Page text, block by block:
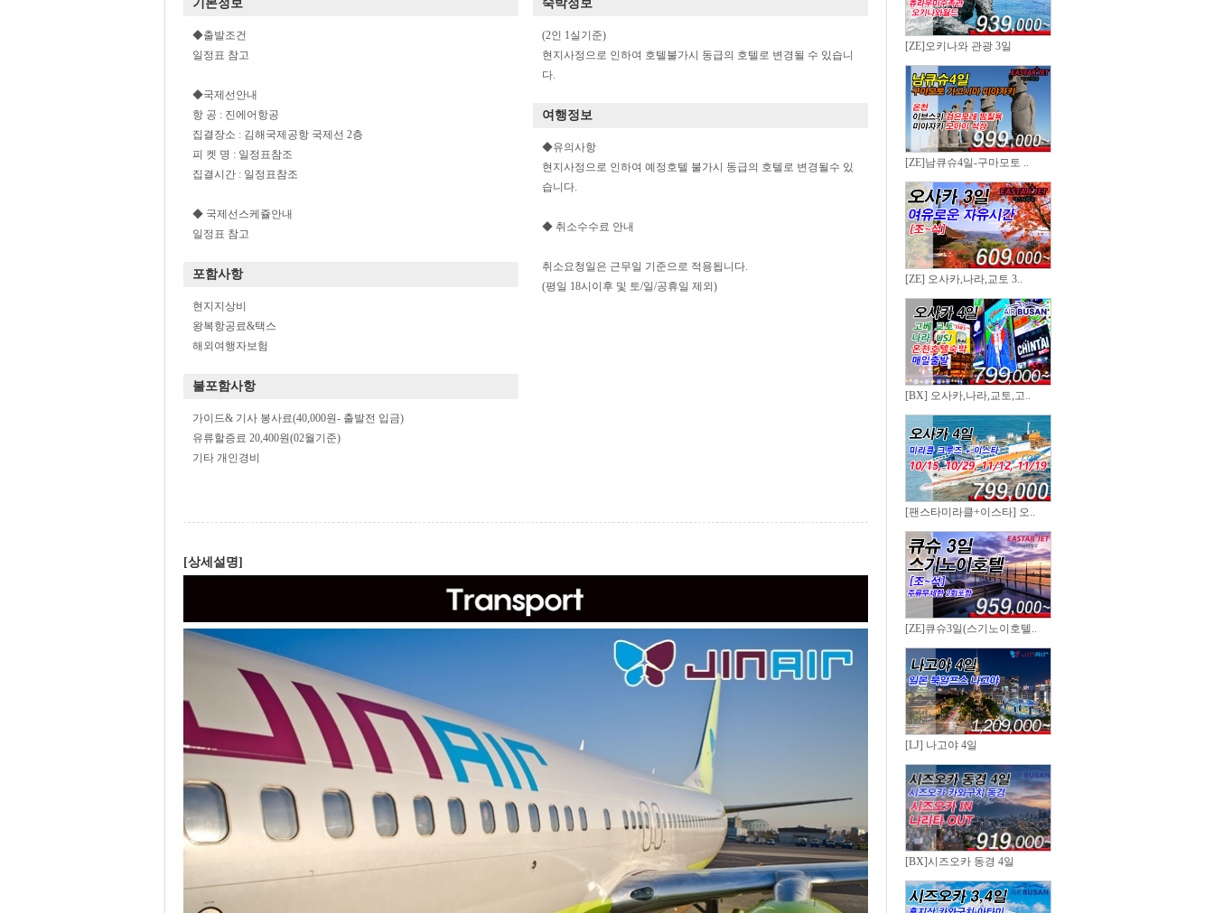
기본정보
◆출발조건
일정표 참고
◆국제선안내
항 공 : 진에어항공
집결장소 : 김해국제공항 국제선 2층
피 켓 명 : 일정표참조
집결시간 : 일정표참조
◆ 국제선스케쥴안내
일정표 참고
포함사항
현지지상비
왕복항공료&택스
해외여행자보험
불포함사항
가이드& 기사 봉사료(40,000원- 출발전 입금)
유류할증료 20,400원(02월기준)
기타 개인경비
숙박정보
(2인 1실기준)
현지사정으로 인하여 호텔불가시 동급의 호텔로 변경될 수 있습니
다.
여행정보
◆유의사항
현지사정으로 인하여 예정호텔 불가시 동급의 호텔로 변경될수 있
습니다.
◆ 취소수수료 안내
취소요청일은 근무일 기준으로 적용됩니다.
(평일 18시이후 및 토/일/공휴일 제외)
[상세설명]
[ZE]오키나와 관광 3일
[ZE]남큐슈4일-구마모토 ..
[ZE] 오사카,나라,교토 3..
[BX] 오사카,나라,교토,고..
[팬스타미라클+이스타] 오..
[ZE]큐슈3일(스기노이호텔..
[LJ] 나고야 4일
[BX]시즈오카 동경 4일